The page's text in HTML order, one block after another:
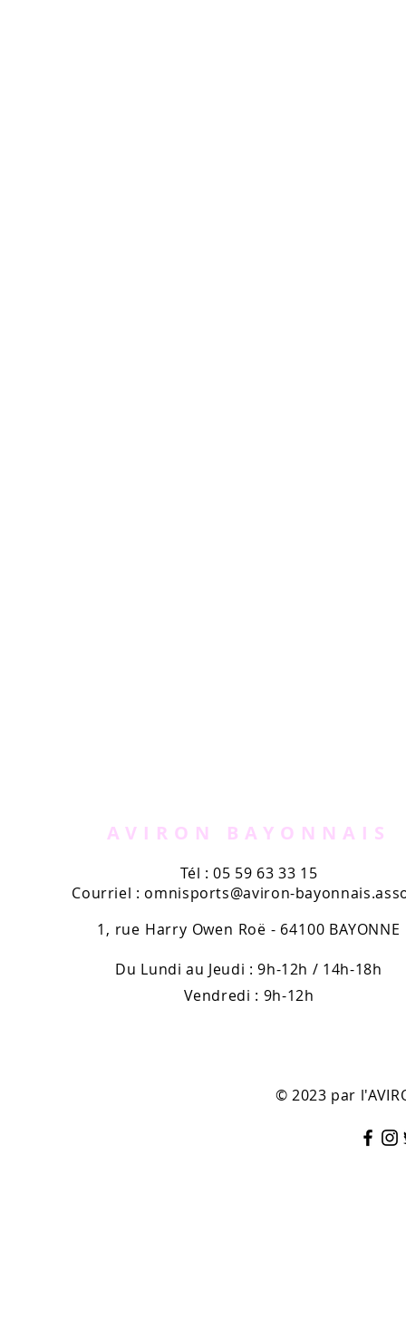
AVIRON BAYONNAIS
Tél : 05 59 63 33 15
Courriel : omnisports@aviron-
1, rue Harry Owen Roë - 64100 BAYONNE
Du Lundi au Jeudi : 9h-12h / 14h-18h
Vendredi : 9h-12h
© 2023 par